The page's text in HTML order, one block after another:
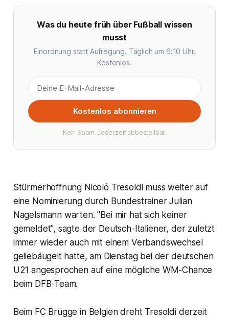
Was du heute früh über Fußball wissen
musst
Einordnung statt Aufregung. Täglich um 6:10 Uhr.
Kostenlos.
Kostenlos abonnieren
Kein Spam. Jederzeit abbestellbar.
Stürmerhoffnung Nicoló Tresoldi muss weiter auf
eine Nominierung durch Bundestrainer Julian
Nagelsmann warten. "Bei mir hat sich keiner
gemeldet", sagte der Deutsch-Italiener, der zuletzt
immer wieder auch mit einem Verbandswechsel
geliebäugelt hatte, am Dienstag bei der deutschen
U21 angesprochen auf eine mögliche WM-Chance
beim DFB-Team.
Beim FC Brügge in Belgien dreht Tresoldi derzeit